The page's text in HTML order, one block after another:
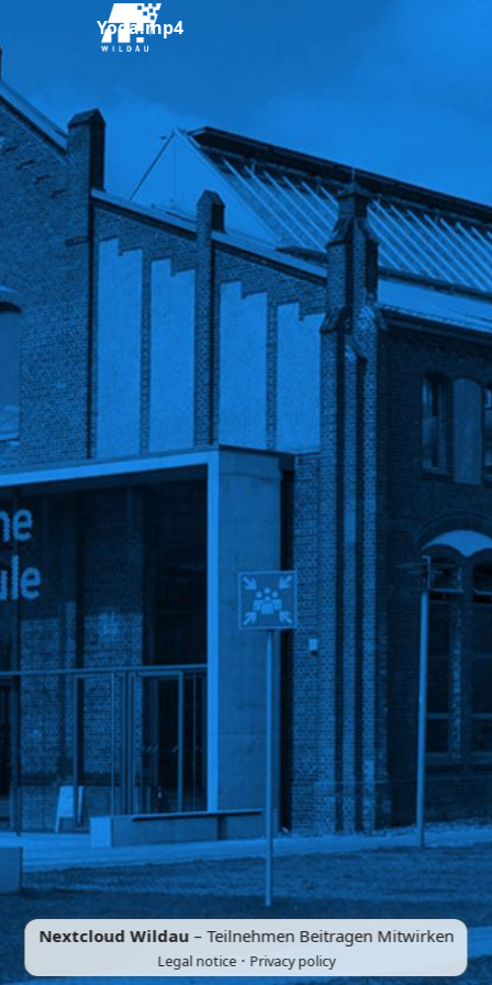
Yoga.mp4
Nextcloud Wildau – Teilnehmen Beitragen Mitwirken
Legal notice· Privacy policy